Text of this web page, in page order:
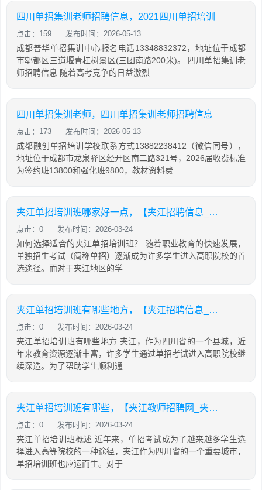
四川单招集训老师招聘信息，2021四川单招培训
点击：159 发布时间：2026-05-13
成都普华单招集训中心报名电话13348832372，地址位于成都
市郫都区三道堰青杠树景区(三团南路200米)。 四川单招集训老
师招聘信息 随着高考竞争的日益激烈
四川单招集训老师，四川单招集训老师招聘信息
点击：173 发布时间：2026-05-13
成都融创单招培训学校联系方式13882238412（微信同号），
地址位于成都市龙泉驿区经开区南二路321号，2026届收费标准
为签约班13800和强化班9800，教材资料费
夹江单招培训班哪家好一点，【夹江招聘信息_夹江招聘信息】
点击：0 发布时间：2026-03-24
如何选择适合的夹江单招培训班？ 随着职业教育的快速发展，
单独招生考试（简称单招）逐渐成为许多学生进入高职院校的首
选途径。而对于夹江地区的学
夹江单招培训班有哪些地方，【夹江招聘信息_夹江招聘信息】
点击：0 发布时间：2026-03-24
夹江单招培训班有哪些地方 夹江，作为四川省的一个县城，近
年来教育资源逐渐丰富，许多学生通过单招考试进入高职院校继
续深造。为了帮助学生顺利通
夹江单招培训班有哪些，【夹江教师招聘网_夹江助教招聘信息】
点击：0 发布时间：2026-03-24
夹江单招培训班概述 近年来，单招考试成为了越来越多学生选
择进入高等院校的一种途径，夹江作为四川省的一个重要城市，
单招培训班也应运而生。对于